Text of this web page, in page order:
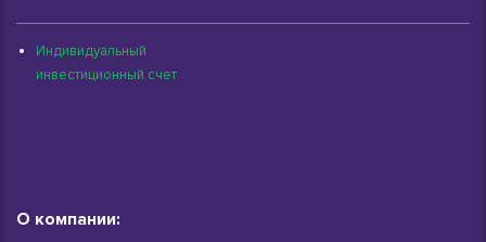
Индивидуальный
инвестиционный счет
О компании: